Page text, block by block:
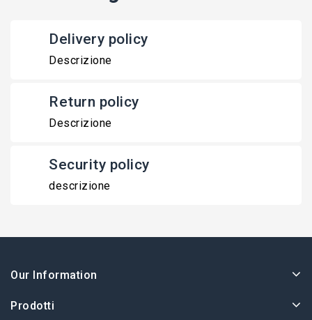
Delivery policy
Descrizione
Return policy
Descrizione
Security policy
descrizione
Our Information
Prodotti